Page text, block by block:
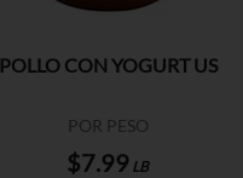
POLLO CON YOGURT US
POR PESO
$7.99 LB